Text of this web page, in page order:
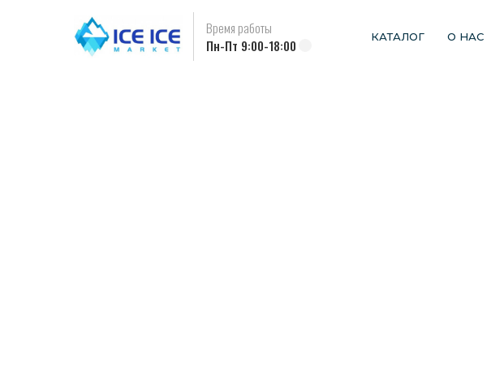
КАТАЛОГ О НАС
Пн-Пт 9:00-18:00
Время работы